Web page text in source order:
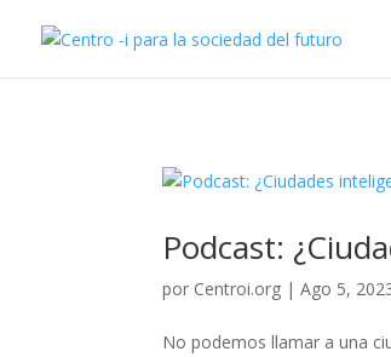
Podcast:
por Centroi.org |Ago 5,
No podemos llamar a una